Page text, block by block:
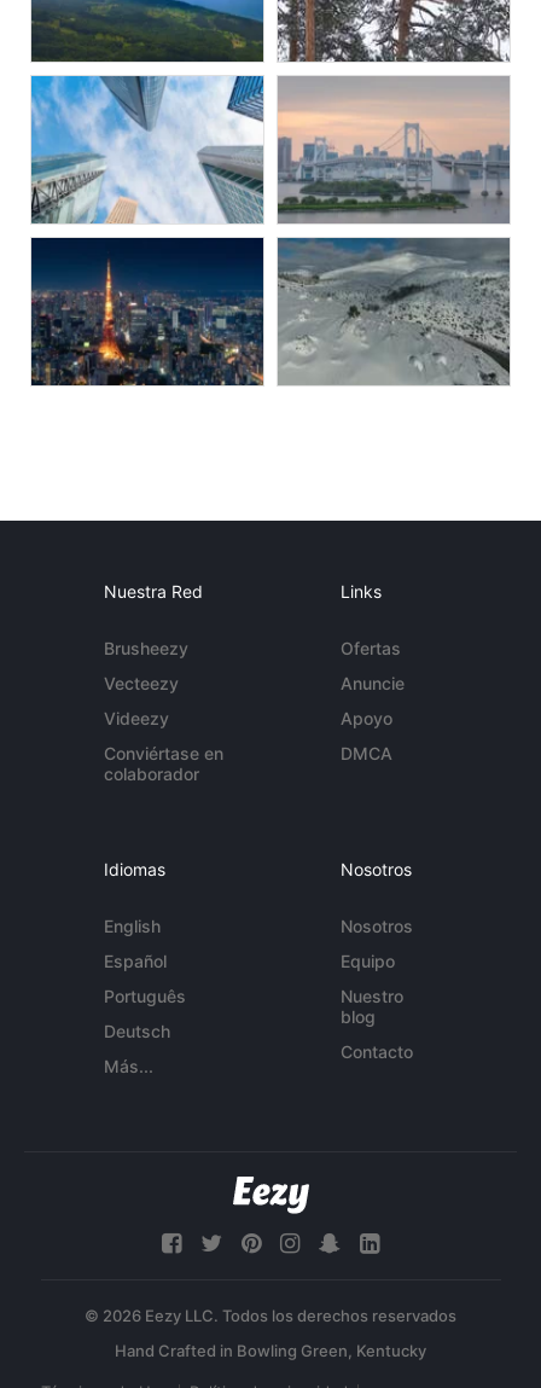
Nuestra Red
Brusheezy
Vecteezy
Videezy
Conviértase en
colaborador
Links
Ofertas
Anuncie
Apoyo
DMCA
Idiomas
English
Español
Português
Deutsch
Más...
Nosotros
Nosotros
Equipo
Nuestro
blog
Contacto
© 2026 Eezy LLC. Todos los derechos reservados